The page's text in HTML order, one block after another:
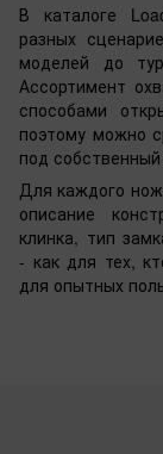
В каталоге
разных
моделей до
Ассортимент
способами
поэтому можно
под
Для каждого
описание
клинка, тип
- как для тех,
для опытных